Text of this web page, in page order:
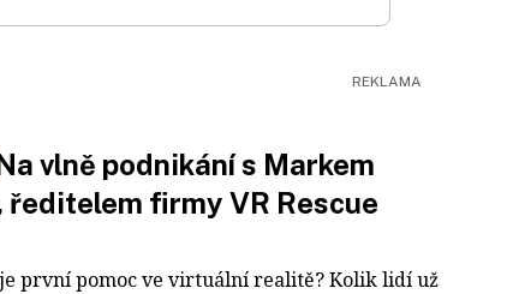
vlně podnikání s Markem
ředitelem firmy VR Rescue
první pomoc ve virtuální realitě? Kolik lidí už